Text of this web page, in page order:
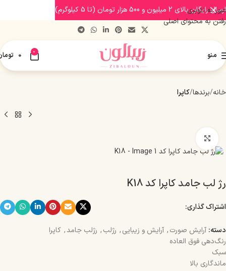
عبور به ناوبری
رفتن به محتوای اصلی
منو 0
0
خانه برندها کاپرا
رژ لب جامد کاپرا کد K18
اشتراک گذاری:
دسته: آرایش صورت, آرایش و زیبایی, رژلب, رژلب جامد, کاپرا
رنگ‌دهی فوق العاده
سبک
ماندگاری بالا
ارسال رایگان بالای 2 میلیون و 500 هزار تومان (تا 5 کیلوگرم)